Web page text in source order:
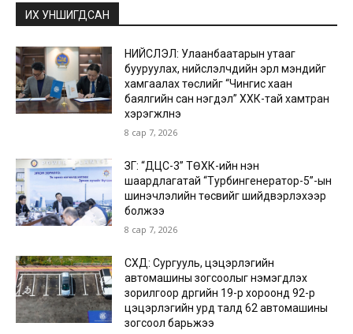
ИХ УНШИГДСАН
НИЙСЛЭЛ: Улаанбаатарын утааг
бууруулах, нийслэлчүүдийн эрүүл мэндийг
хамгаалах төслийг “Чингис хаан
баялгийн сан нэгдэл” ХХК-тай хамтран
хэрэгжүүлнэ
8 сар 7, 2026
ЗГ: “ДЦС-3” ТӨХК-ийн нэн
шаардлагатай “Турбингенератор-5”-ын
шинэчлэлийн төсвийг шийдвэрлэхээр
болжээ
8 сар 7, 2026
СХД: Сургууль, цэцэрлэгийн
автомашины зогсоолыг нэмэгдүүлэх
зорилгоор дүүргийн 19-р хороонд 92-р
цэцэрлэгийн урд талд 62 автомашины
зогсоол барьжээ